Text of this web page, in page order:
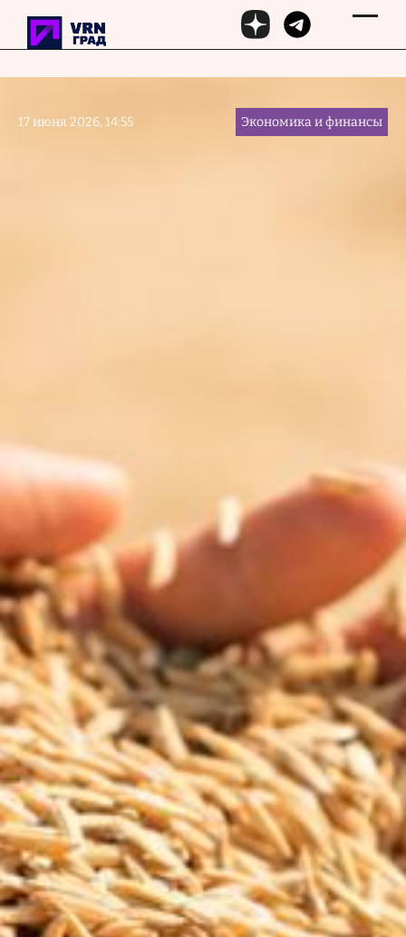
Перейти к основному содержанию
17 июня 2026, 14:55 Экономика и финансы